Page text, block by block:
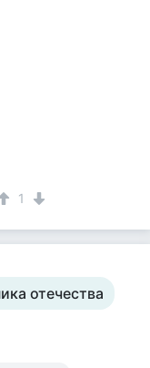
1
отечества